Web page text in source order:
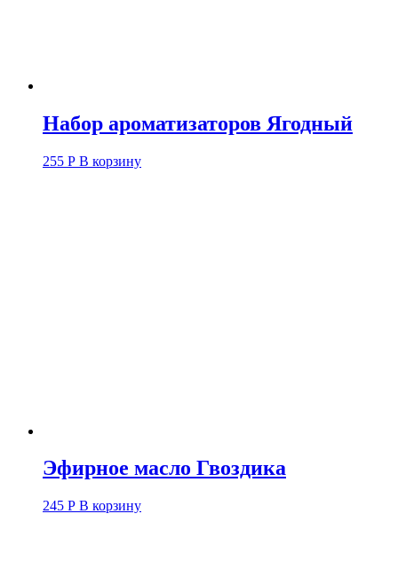
Набор ароматизаторов Ягодный
255 Р В корзину
Эфирное масло Гвоздика
245 Р В корзину